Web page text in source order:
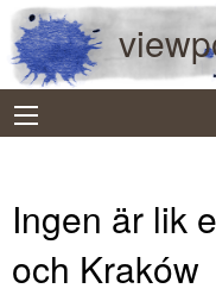
Ingen är lik
och Kraków